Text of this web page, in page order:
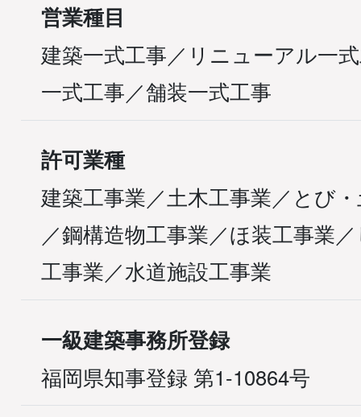
営業種目
建築一式工事／リニューアル一
一式工事／舗装一式工事
許可業種
建築工事業／土木工事業／とび
／鋼構造物工事業／ほ装工事業
工事業／水道施設工事業
一級建築事務所登録
福岡県知事登録 第1-10864号